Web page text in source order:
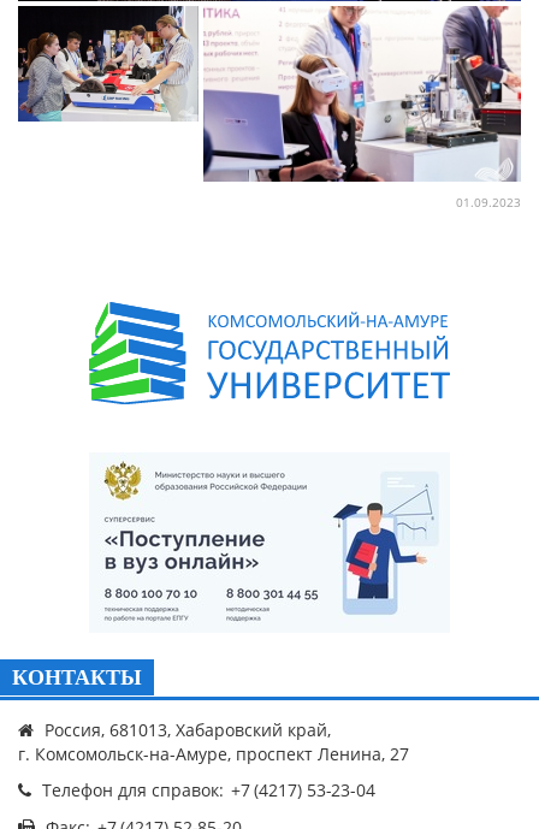
01.09.2023
КОНТАКТЫ
Россия, 681013, Хабаровский край,
г. Комсомольск-на-Амуре, проспект Ленина, 27
Телефон для справок: